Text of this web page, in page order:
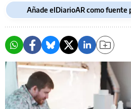
Añade elDiarioAR como fuente